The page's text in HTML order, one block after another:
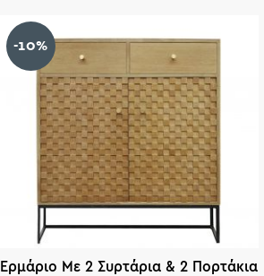
-10%
Ερμάριο Με 2 Συρτάρια & 2 Πορτάκια